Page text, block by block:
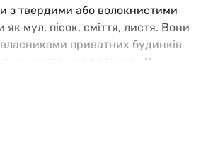
з твердими або волокнистими
мул, пісок, сміття, листя. Вони
приватних будинків
системою дренажу. У
такі насоси дають
рідину із затоплених